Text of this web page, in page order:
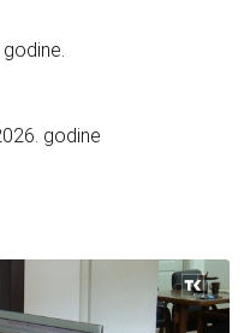
godine